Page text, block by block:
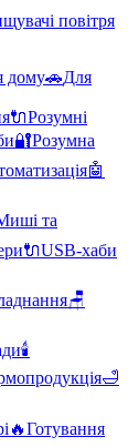
повітря
дому🚗Для
🔌Розумні
🔐Розумна
🤖
та
🔌USB-хаби
🪑
🕯️
🛁
🔥Готування